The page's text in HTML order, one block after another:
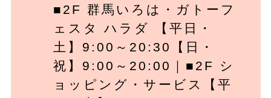
■2F 群馬いろは・ガトーフ
ェスタ ハラダ 【平日・
土】9:00～20:30【日・
祝】9:00～20:00｜■2F シ
ョッピング・サービス【平